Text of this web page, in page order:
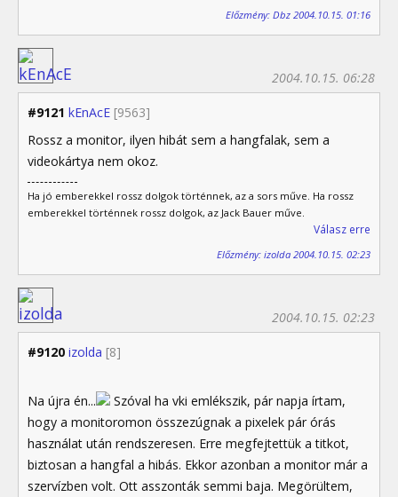
Előzmény: Dbz 2004.10.15. 01:16
#9121 kEnAcE [9563]
2004.10.15. 06:28
Rossz a monitor, ilyen hibát sem a hangfalak, sem a
videokártya nem okoz.
Ha jó emberekkel rossz dolgok történnek, az a sors műve. Ha rossz
emberekkel történnek rossz dolgok, az Jack Bauer műve.
Válasz erre
Előzmény: izolda 2004.10.15. 02:23
#9120 izolda [8]
2004.10.15. 02:23
Na újra én...
Szóval ha vki emlékszik, pár napja írtam,
hogy a monitoromon összezúgnak a pixelek pár órás
használat után rendszeresen. Erre megfejtettük a titkot,
biztosan a hangfal a hibás. Ekkor azonban a monitor már a
szervízben volt. Ott asszonták semmi baja. Megörültem,